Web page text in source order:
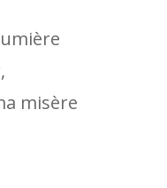
misère